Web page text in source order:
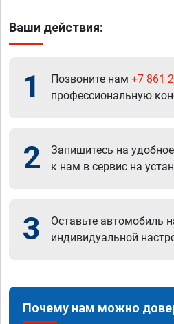
Ваши действия:
1 Позвоните нам +7 861
профессиональную
2
Запишитесь на
к нам в сервис на
3
Оставьте автомобиль
индивидуальной
Почему нам можно